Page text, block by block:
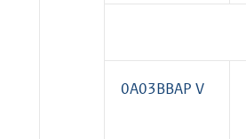
0A03BBAP V